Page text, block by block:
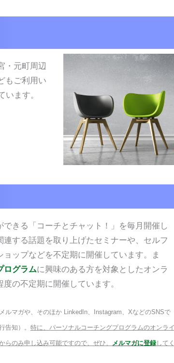
・元町周辺
もご利用い
います。
きる「コーチとチャット！」を毎月開催し
する話題を取り上げたセミナーや、セルフ
ップなどを不定期に開催しています。ま
ログラムに興味のある方を対象としたオンラ
の不定期に開催しています。
ルマガや、そのほか LinkedIn、 Instagram XなどのSNSで
告知）。 特に、パーソナルコーチングプログラムのオンラ
らのみ申し込み可能ですので、ぜひ、 メルマガに登録して